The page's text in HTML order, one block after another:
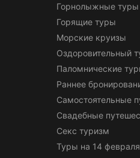
Горнолыжные туры
Горящие туры
Морские круизы
Оздоровительный
Паломнические
Раннее
Самостоятельные
Свадебные
Секс туризм
Туры на 14 февраля